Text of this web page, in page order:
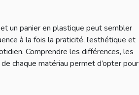
un panier en plastique peut sembler
à la fois la praticité, l’esthétique et
Comprendre les différences, les
chaque matériau permet d’opter pour